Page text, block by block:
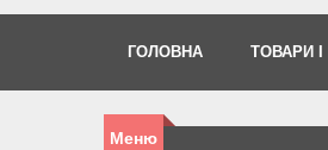
ГОЛОВНА ТОВАРИ